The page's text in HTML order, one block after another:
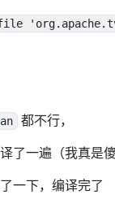
都不行，
了一遍（我真是傻
一下，编译完了